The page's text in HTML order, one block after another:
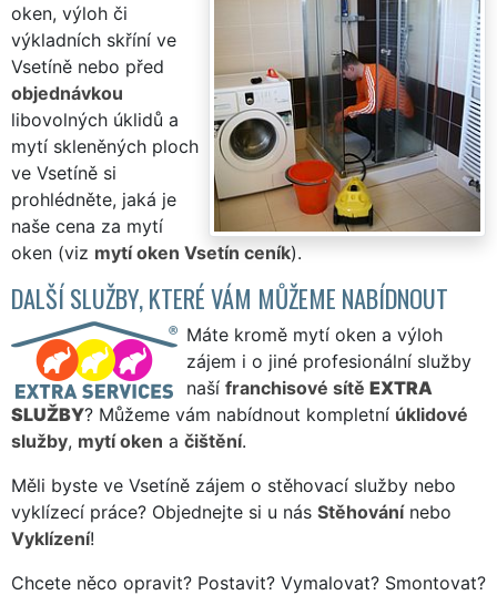
oken, výloh či
výkladních skříní ve
Vsetíně nebo před
objednávkou
libovolných úklidů a
mytí skleněných ploch
ve Vsetíně si
prohlédněte, jaká je
naše cena za mytí
oken (viz mytí oken Vsetín ceník).
DALŠÍ SLUŽBY, KTERÉ VÁM MŮŽEME NABÍDNOUT
Máte kromě mytí oken a výloh
zájem i o jiné profesionální služby
naší franchisové sítě EXTRA
SLUŽBY? Můžeme vám nabídnout kompletní úklidové
služby, mytí oken a čištění.
Měli byste ve Vsetíně zájem o stěhovací služby nebo
vyklízecí práce? Objednejte si u nás Stěhovánínebo
Vyklízení!
Chcete něco opravit? Postavit? Vymalovat? Smontovat?